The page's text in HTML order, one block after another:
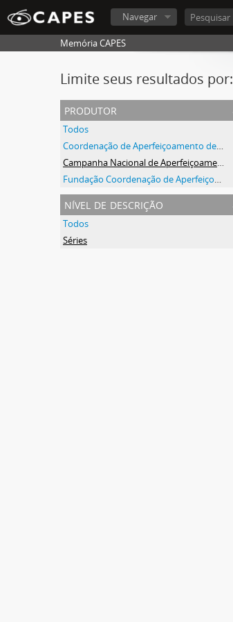
Navegar
Memória CAPES
Limite seus resultados por:
produtor
Todos
Coordenação de Aperfeiçoamento de Pessoal de Nível Superior (CAPES)
Campanha Nacional de Aperfeiçoamento de Pessoal de Nível Superior (CAPES)
Fundação Coordenação de Aperfeiçoamento de Pessoal de Nível Superior (CAPES)
nível de descrição
Todos
Séries